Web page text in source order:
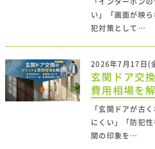
「インターホン
い」「画面が映
犯対策として…
2026年7月17日(
玄関ドア交
費用相場を
「玄関ドアが古
にくい」「防犯
関の印象を…